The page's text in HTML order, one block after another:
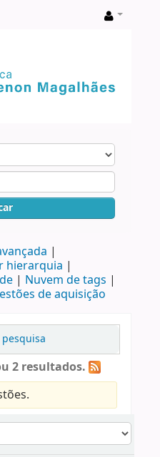
hierarquia
Nuvem de tags
de aquisição
2 resultados.